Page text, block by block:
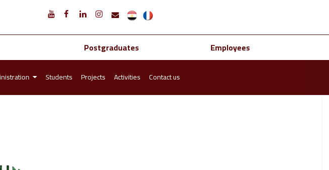
Postgraduates Employees
Students Projects Activities Contact us